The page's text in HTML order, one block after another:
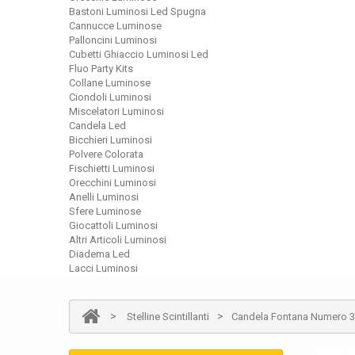
Bastoni Luminosi Led Spugna
Cannucce Luminose
Palloncini Luminosi
Cubetti Ghiaccio Luminosi Led
Fluo Party Kits
Collane Luminose
Ciondoli Luminosi
Miscelatori Luminosi
Candela Led
Bicchieri Luminosi
Polvere Colorata
Fischietti Luminosi
Orecchini Luminosi
Anelli Luminosi
Sfere Luminose
Giocattoli Luminosi
Altri Articoli Luminosi
Diadema Led
Lacci Luminosi
> Stelline Scintillanti > Candela Fontana Numero